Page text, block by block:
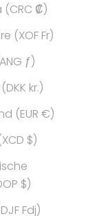
(CRC ₡)
(XOF Fr)
ƒ)
kr.)
(EUR €)
$)
$)
Fdj)